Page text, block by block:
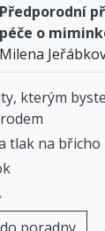
Předporodní
péče o
Milena
kterým
tlak na břicho